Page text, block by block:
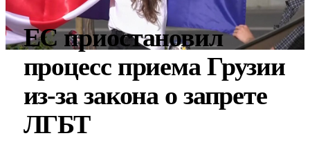
ЕС приостановил
процесс приема Грузии
из-за закона о запрете
ЛГБТ